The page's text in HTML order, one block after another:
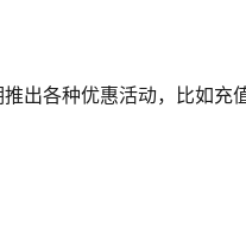
出各种优惠活动，比如充